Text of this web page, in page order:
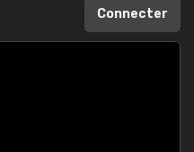
Connecter